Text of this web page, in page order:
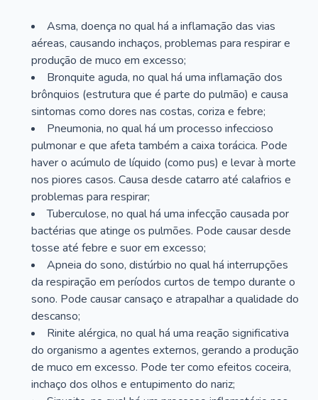
Asma, doença no qual há a inflamação das vias
aéreas, causando inchaços, problemas para respirar e
produção de muco em excesso;
Bronquite aguda, no qual há uma inflamação dos
brônquios (estrutura que é parte do pulmão) e causa
sintomas como dores nas costas, coriza e febre;
Pneumonia, no qual há um processo infeccioso
pulmonar e que afeta também a caixa torácica. Pode
haver o acúmulo de líquido (como pus) e levar à morte
nos piores casos. Causa desde catarro até calafrios e
problemas para respirar;
Tuberculose, no qual há uma infecção causada por
bactérias que atinge os pulmões. Pode causar desde
tosse até febre e suor em excesso;
Apneia do sono, distúrbio no qual há interrupções
da respiração em períodos curtos de tempo durante o
sono. Pode causar cansaço e atrapalhar a qualidade do
descanso;
Rinite alérgica, no qual há uma reação significativa
do organismo a agentes externos, gerando a produção
de muco em excesso. Pode ter como efeitos coceira,
inchaço dos olhos e entupimento do nariz;